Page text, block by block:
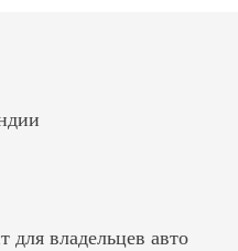
для владельцев авто